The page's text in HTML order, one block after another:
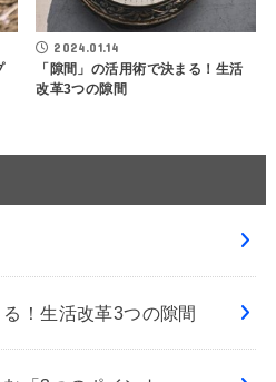
2024.01.14
「隙間」の活用術で決まる！生活
改革3つの隙間
る！生活改革3つの隙間